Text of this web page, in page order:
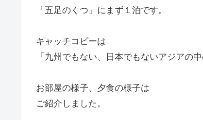
「五足のくつ」にまず１泊です。
キャッチコピーは
「九州でもない、日本でもないアジアの中
お部屋の様子、夕食の様子は
ご紹介しました。